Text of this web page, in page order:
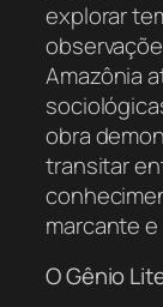
explorar
Amazônia
obra
transitar
marcante
O Gênio